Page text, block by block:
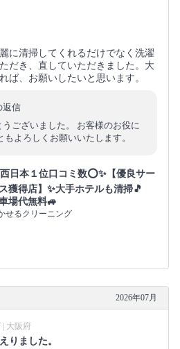
に清掃してくれるだけでなく洗濯
だき、直していただきました。大
ば、お願いしたいと思います。
返信
ございました。 お客様のお役に
よろしくお願いいたします。
日本１位口コミ数⭕✨【優良サー
獲得店】✨大手ホテルも清掃🎵
場代無料🚙
せるクリーニング
2026年07月
| 大阪府
りました。